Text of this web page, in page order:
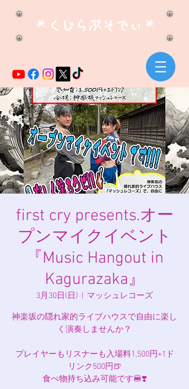
​＊くじらぷそでぃ＊
first cry presents.オー
プンマイクイベント
『Music Hangout in
Kagurazaka』
3月30日(日) マッシュレコーズ
神楽坂の隠れ家的ライブハウスで自由に楽し
く演奏しませんか？
プレイヤーもリスナーも入場料1,500円+1ド
リンク500円🍺
食べ物持ち込み可能です🍔❣️